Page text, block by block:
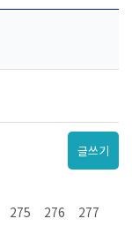
글쓰기
275 276
277